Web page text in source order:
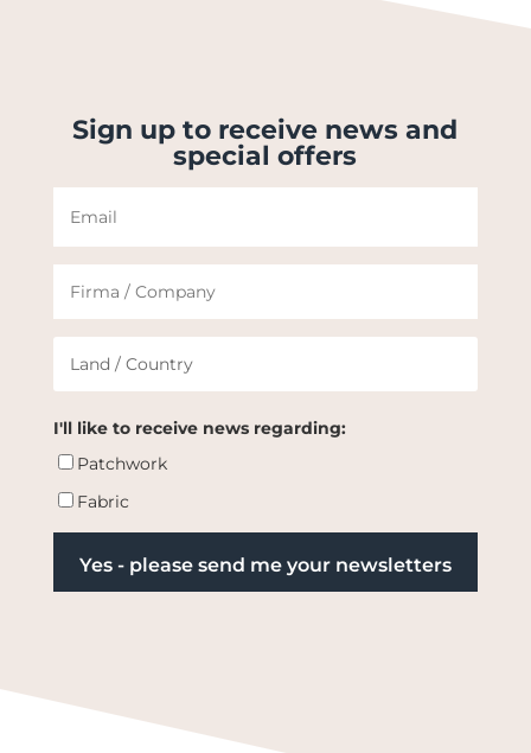
Sign up to receive news and
special offers
I'll like to receive news regarding:
Patchwork
Fabric